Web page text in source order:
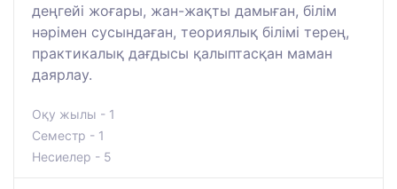
деңгейі жоғары, жан-жақты дамыған, білім
нәрімен сусындаған, теориялық білімі терең,
практикалық дағдысы қалыптасқан маман
даярлау.
Оқу жылы - 1
Семестр - 1
Несиелер - 5